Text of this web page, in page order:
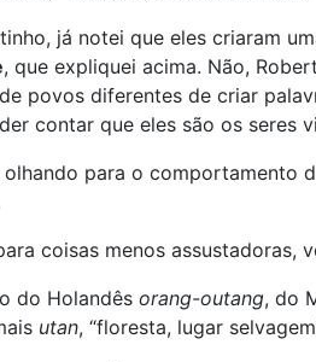
já notei que eles criaram
, que expliquei acima. Não,
povos diferentes de criar
contar que eles são os seres
olhando para o comportamento
coisas menos assustadoras,
do Holandês orang-outang, do
utan, “floresta, lugar